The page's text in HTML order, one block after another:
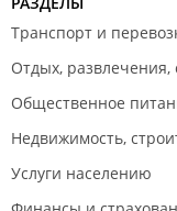
Транспорт и
Отдых, развлечения,
Общественное
Недвижимость,
Услуги населению